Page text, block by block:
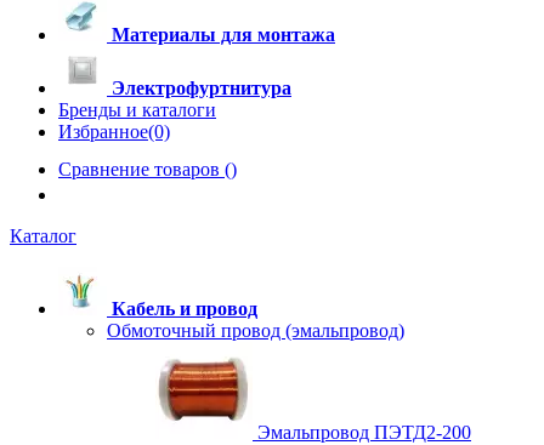
Материалы для монтажа
Электрофуртнитура
Бренды и каталоги
Избранное(0)
Сравнение товаров ()
Каталог
Кабель и провод
Обмоточный провод (эмальпровод)
Эмальпровод ПЭТД2-200